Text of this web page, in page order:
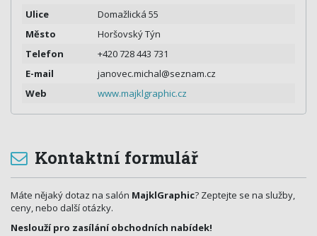
Ulice
Domažlická 55
Město
Horšovský Týn
Telefon
+420 728 443 731
E-mail
janovec.michal@seznam.cz
Web
www.majklgraphic.cz
Kontaktní formulář
Máte nějaký dotaz na salón MajklGraphic? Zeptejte se na služby,
ceny, nebo další otázky.
Neslouží pro zasílání obchodních nabídek!